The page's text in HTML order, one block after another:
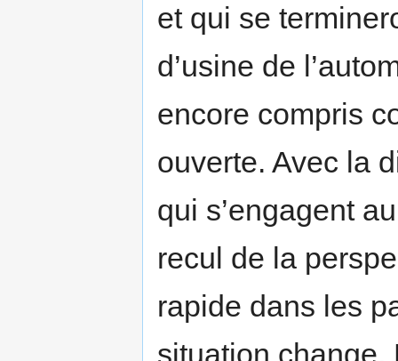
et qui se
d’usine de
encore compris
ouverte. Avec la
qui s’engagent
recul de la
rapide dans les
situation change.